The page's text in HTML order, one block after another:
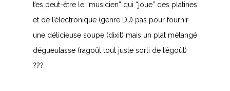
t’es peut-être le “musicien” qui “joue” des platines
et de l’électronique (genre DJ) pas pour fournir
une délicieuse soupe (dixit) mais un plat mélangé
dégueulasse (ragoût tout juste sorti de l’égoût)
???